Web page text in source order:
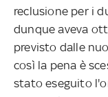
reclusione per i
dunque aveva
previsto dalle
così la pena è
stato eseguito